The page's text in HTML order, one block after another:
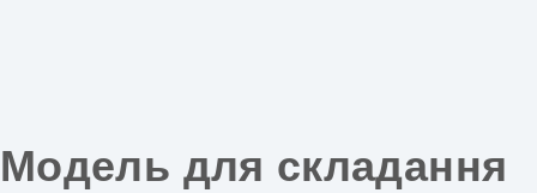
Модель для складання